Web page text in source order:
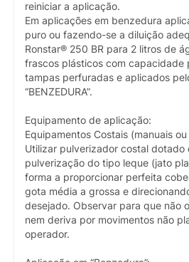
reiniciar a aplicação.
Em aplicações em benzedura
puro ou fazendo-se a diluição
Ronstar® 250 BR para 2 litros de
frascos plásticos com capacidade
tampas perfuradas e aplicados
“BENZEDURA”.
Equipamento de aplicação:
Equipamentos Costais (manuais
Utilizar pulverizador costal dotado
pulverização do tipo leque (jato
forma a proporcionar perfeita
gota média a grossa e
desejado. Observar para que não
nem deriva por movimentos não
operador.